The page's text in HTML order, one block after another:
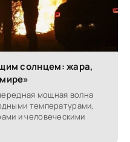
солнцем: жара,
мощная волна
температурами,
и человеческими